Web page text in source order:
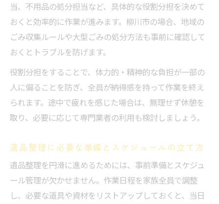
当、不用品の処分担当など、具体的な役割分担を決めて
おくと効率的に作業が進みます。柳川市の場合、地域の
ごみ収集ルールや大型ごみの処分方法も事前に確認して
おくとトラブルを防げます。
役割分担をすることで、体力的・精神的な負担が一部の
人に偏ることを防ぎ、全員が納得感を持って作業を終え
られます。途中で疲れを感じた場合は、無理せず休憩を
取り、必要に応じて専門業者の利用も検討しましょう。
遺品整理に必要な準備とスケジュールの立て方
遺品整理を円滑に進めるためには、事前準備とスケジュ
ール管理が欠かせません。作業日程を家族全員で調整
し、必要な道具や資材をリストアップしておくと、当日